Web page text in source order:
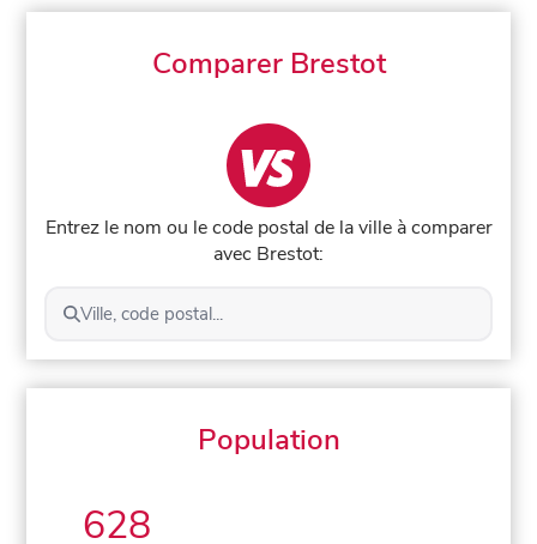
Comparer Brestot
Entrez le nom ou le code postal de la ville à comparer
avec Brestot:
Ville, code postal...
Population
628